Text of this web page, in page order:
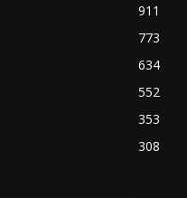
911
773
634
552
353
308